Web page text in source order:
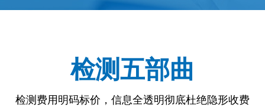
检测五部曲
检测费用明码标价，信息全透明彻底杜绝隐形收费